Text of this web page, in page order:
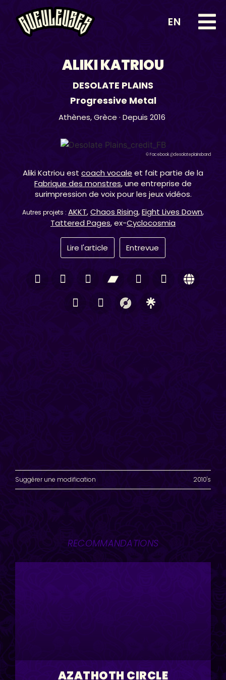
EN
ALIKI KATRIOU
DESOLATE PLAINS
Progressive Metal
Athènes,Grèce · Depuis 2016
© Facebook @desolateplainsband
Aliki Katriou est coach vocale et fait partie de la
Fabrique des monstres, une entreprise de
surimpression de voix pour les jeux vidéos.
Autres projets : AKKT,Chaos Rising,Eight Lives Down,
Tattered Pages, ex-Cyclocosmia
Lire l'article Entrevue
Suggérer une modification 2010's
RECOMMANDATIONS
AZATHOTH CIRCLE